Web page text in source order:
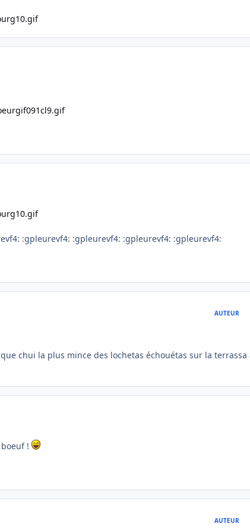
:gpleurevf4: :gpleurevf4: :gpleurevf4: :gpleurevf4:
AUTEUR
chui la plus mince des lochetas échouétas sur la terrassa
!
AUTEUR